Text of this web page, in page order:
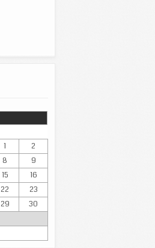
1
2
8
9
15
16
22
23
29
30